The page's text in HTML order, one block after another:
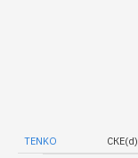
TENKO